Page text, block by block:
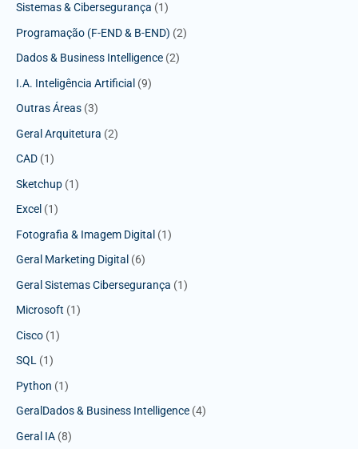
Sistemas & Cibersegurança (1)
Programação (F-END & B-END) (2)
Dados & Business Intelligence (2)
I.A. Inteligência Artificial (9)
Outras Áreas (3)
Geral Arquitetura (2)
CAD (1)
Sketchup (1)
Excel (1)
Fotografia & Imagem Digital (1)
Geral Marketing Digital (6)
Geral Sistemas Cibersegurança (1)
Microsoft (1)
Cisco (1)
SQL (1)
Python (1)
GeralDados & Business Intelligence (4)
Geral IA (8)